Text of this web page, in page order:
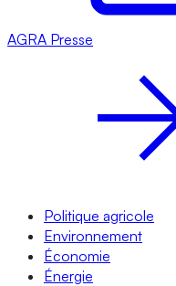
AGRA Presse
Politique agricole
Environnement
Économie
Énergie